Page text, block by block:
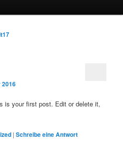
2016
is your first post. Edit or delete it,
|Schreibe eine Antwort